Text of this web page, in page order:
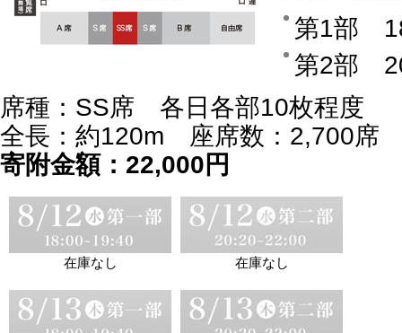
第1部
第2部
席種：SS席 各日各部10枚程度
全長：約120m 座席数：2,700席
寄附金額：22,000円
在庫なし 在庫なし